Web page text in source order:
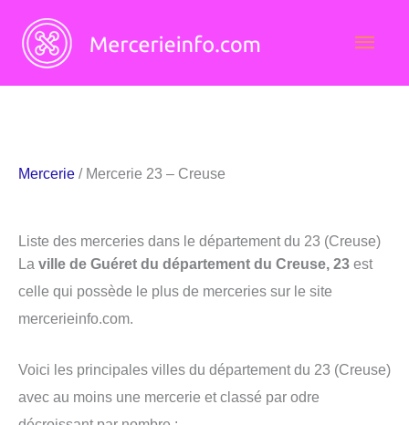
contenu
Mercerie / Mercerie 23 – Creuse
Liste des merceries dans le département du 23 (Creuse)
La ville de Guéret du département du Creuse, 23 est
celle qui possède le plus de merceries sur le site
mercerieinfo.com.
Voici les principales villes du département du 23 (Creuse)
avec au moins une mercerie et classé par odre